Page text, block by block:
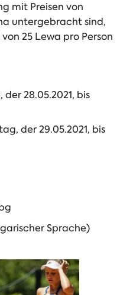
mit Preisen von
untergebracht sind,
25 Lewa pro Person
28.05.2021, bis
der 29.05.2021, bis
Sprache)